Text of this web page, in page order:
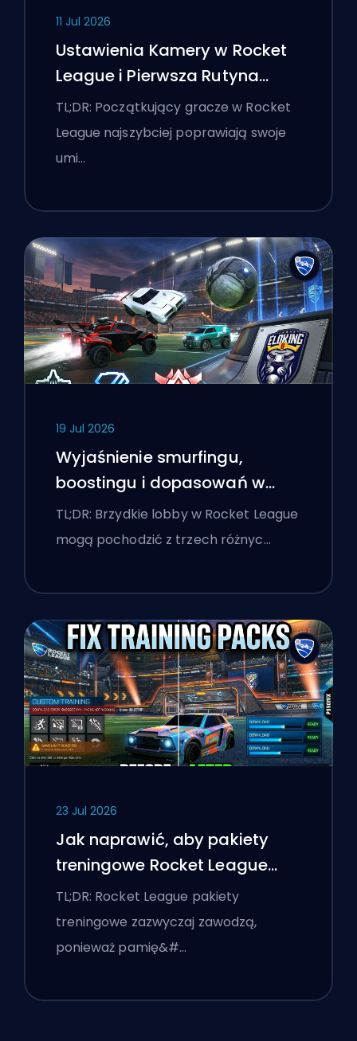
11 Jul 2026
Ustawienia Kamery w Rocket
League i Pierwsza Rutyna
Treningowa
TL;DR: Początkujący gracze w Rocket
League najszybciej poprawiają swoje
umi…
19 Jul 2026
Wyjaśnienie smurfingu,
boostingu i dopasowań w
Rocket League
TL;DR: Brzydkie lobby w Rocket League
mogą pochodzić z trzech różnyc…
23 Jul 2026
Jak naprawić, aby pakiety
treningowe Rocket League
działały
TL;DR: Rocket League pakiety
treningowe zazwyczaj zawodzą,
ponieważ pamię&#…